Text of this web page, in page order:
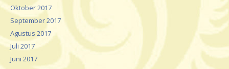
Oktober 2017
September 2017
Agustus 2017
Juli 2017
Juni 2017